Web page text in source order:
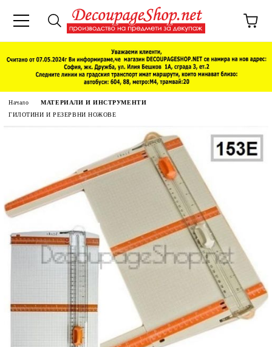
Начало
МАТЕРИАЛИ И ИНСТРУМЕНТИ
ГИЛОТИНИ И РЕЗЕРВНИ НОЖОВЕ